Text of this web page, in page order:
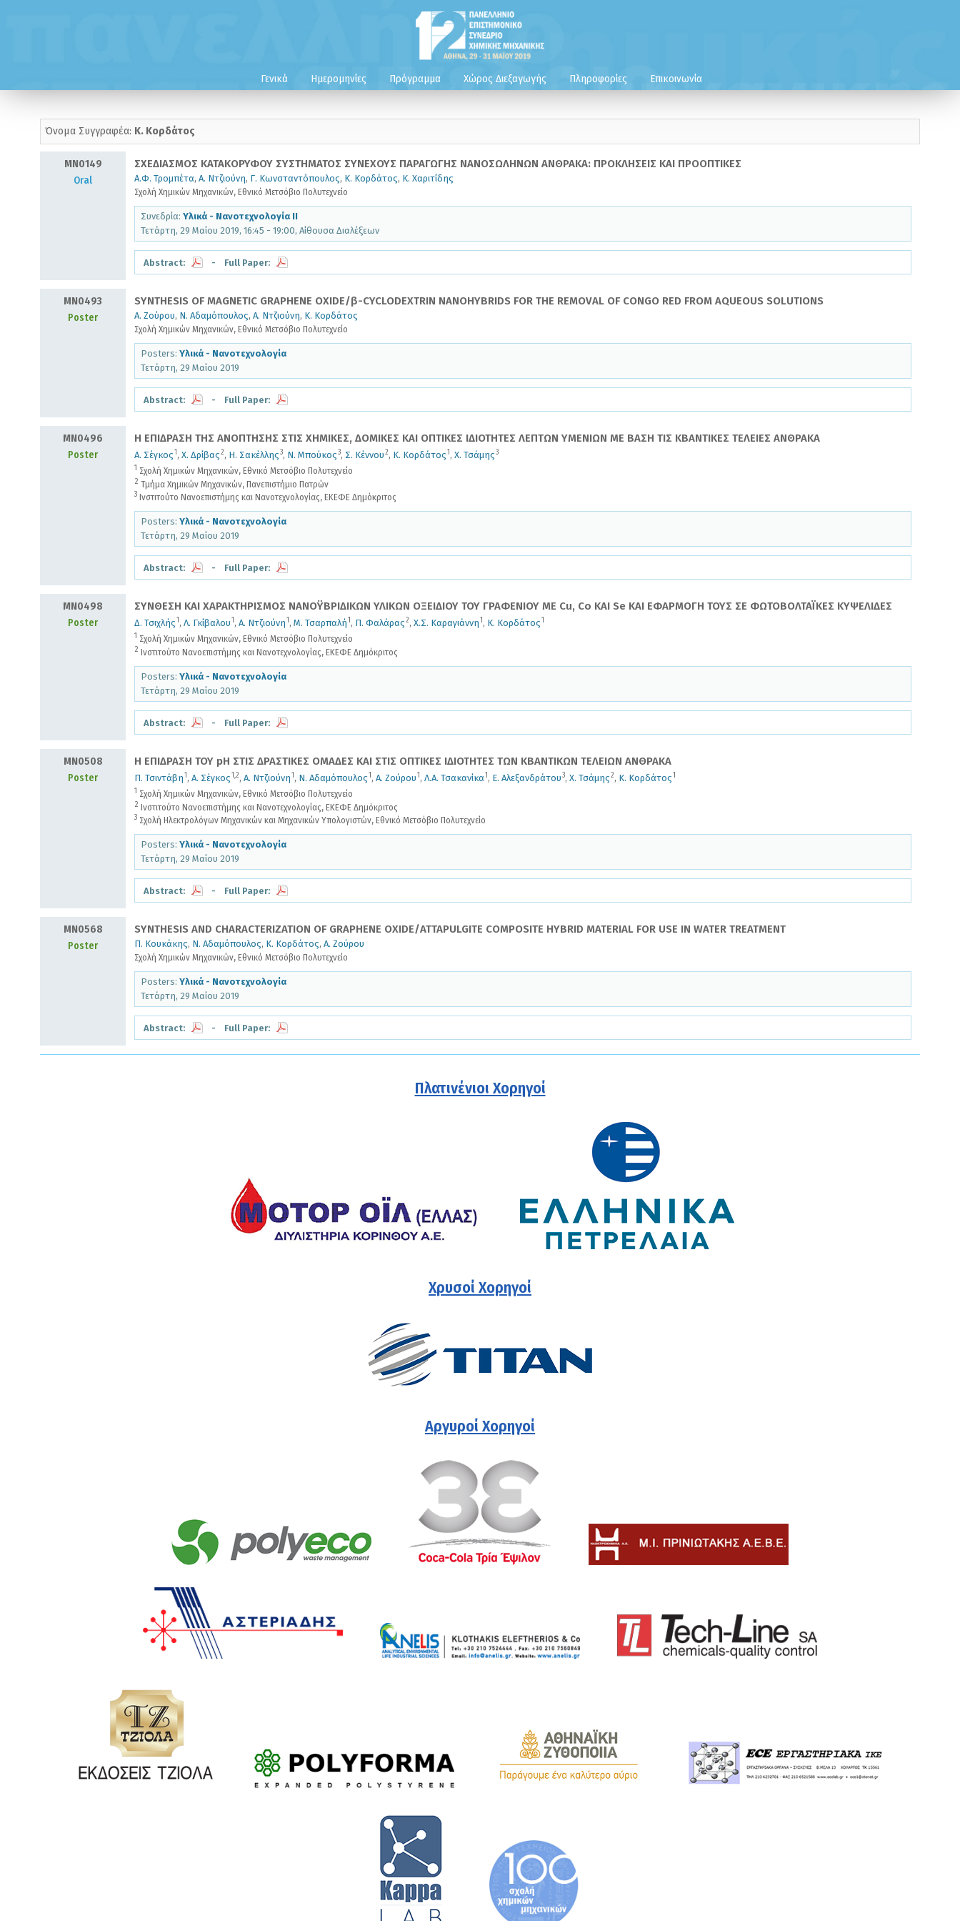
Γενικά Ημερομηνίες Πρόγραμμα Χώρος Διεξαγωγής Πληροφορίες Επικοινωνία
Όνομα Συγγραφέα: Κ. Κορδάτος
MN0149
Oral
ΣΧΕΔΙΑΣΜΟΣ ΚΑΤΑΚΟΡΥΦΟΥ ΣΥΣΤΗΜΑΤΟΣ ΣΥΝΕΧΟΥΣ ΠΑΡΑΓΩΓΗΣ ΝΑΝΟΣΩΛΗΝΩΝ ΑΝΘΡΑΚΑ: ΠΡΟΚΛΗΣΕΙΣ ΚΑΙ ΠΡΟΟΠΤΙΚΕΣ
Α.Φ. Τρομπέτα, Α. Ντζιούνη, Γ. Κωνσταντόπουλος, Κ. Κορδάτος, Κ. Χαριτίδης
Σχολή Χημικών Μηχανικών, Εθνικό Μετσόβιο Πολυτεχνείο
Συνεδρία: Υλικά - Νανοτεχνολογία II
Τετάρτη, 29 Μαίου 2019, 16:45 - 19:00, Αίθουσα Διαλέξεων
Abstract: - Full Paper:
MN0493
Poster
SYNTHESIS OF MAGNETIC GRAPHENE OXIDE/β-CYCLODEXTRIN NANOHYBRIDS FOR THE REMOVAL OF CONGO RED FROM AQUEOUS SOLUTIONS
Α. Ζούρου, Ν. Αδαμόπουλος, Α. Ντζιούνη, Κ. Κορδάτος
Σχολή Χημικών Μηχανικών, Εθνικό Μετσόβιο Πολυτεχνείο
Posters: Υλικά - Νανοτεχνολογία
Τετάρτη, 29 Μαίου 2019
Abstract: - Full Paper:
MN0496
Poster
Η ΕΠΙΔΡΑΣΗ ΤΗΣ ΑΝΟΠΤΗΣΗΣ ΣΤΙΣ ΧΗΜΙΚΕΣ, ΔΟΜΙΚΕΣ ΚΑΙ ΟΠΤΙΚΕΣ ΙΔΙΟΤΗΤΕΣ ΛΕΠΤΩΝ ΥΜΕΝΙΩΝ ΜΕ ΒΑΣΗ ΤΙΣ ΚΒΑΝΤΙΚΕΣ ΤΕΛΕΙΕΣ ΑΝΘΡΑΚΑ
Α. Σέγκος1 , Χ. Δρίβας2, Η. Σακέλλης3, Ν. Μπούκος3, Σ. Κέννου2, Κ. Κορδάτος1 , Χ. Τσάμης3
1 Σχολή Χημικών Μηχανικών, Εθνικό Μετσόβιο Πολυτεχνείο
2 Τμήμα Χημικών Μηχανικών, Πανεπιστήμιο Πατρών
3 Ινστιτούτο Νανοεπιστήμης και Νανοτεχνολογίας, ΕΚΕΦΕ Δημόκριτος
Posters: Υλικά - Νανοτεχνολογία
Τετάρτη, 29 Μαίου 2019
Abstract: - Full Paper:
MN0498
Poster
ΣΥΝΘΕΣΗ ΚΑΙ ΧΑΡΑΚΤΗΡΙΣΜΟΣ ΝΑΝΟΫΒΡΙΔΙΚΩΝ ΥΛΙΚΩΝ ΟΞΕΙΔΙΟΥ ΤΟΥ ΓΡΑΦΕΝΙΟΥ ΜΕ Cu, Co ΚΑΙ Se ΚΑΙ ΕΦΑΡΜΟΓΗ ΤΟΥΣ ΣΕ ΦΩΤΟΒΟΛΤΑΪΚΕΣ ΚΥΨΕΛΙΔΕΣ
Δ. Τσιχλής1 , Λ. Γκίβαλου1 , Α. Ντζιούνη1 , Μ. Τσαρπαλή1 , Π. Φαλάρας2, Χ.Σ. Καραγιάννη1 , Κ. Κορδάτος1
1 Σχολή Χημικών Μηχανικών, Εθνικό Μετσόβιο Πολυτεχνείο
2 Ινστιτούτο Νανοεπιστήμης και Νανοτεχνολογίας, ΕΚΕΦΕ Δημόκριτος
Posters: Υλικά - Νανοτεχνολογία
Τετάρτη, 29 Μαίου 2019
Abstract: - Full Paper:
MN0508
Poster
Η ΕΠΙΔΡΑΣΗ ΤΟΥ pH ΣΤΙΣ ΔΡΑΣΤΙΚΕΣ ΟΜΑΔΕΣ ΚΑΙ ΣΤΙΣ ΟΠΤΙΚΕΣ ΙΔΙΟΤΗΤΕΣ ΤΩΝ ΚΒΑΝΤΙΚΩΝ ΤΕΛΕΙΩΝ ΑΝΘΡΑΚΑ
Π. Τσιντάβη1 , Α. Σέγκος1,2, Α. Ντζιούνη1 , Ν. Αδαμόπουλος1 , Α. Ζούρου1 , Λ.Α. Τσακανίκα1 , Ε. Αλεξανδράτου3, Χ. Τσάμης2, Κ. Κορδάτος1
1 Σχολή Χημικών Μηχανικών, Εθνικό Μετσόβιο Πολυτεχνείο
2 Ινστιτούτο Νανοεπιστήμης και Νανοτεχνολογίας, ΕΚΕΦΕ Δημόκριτος
3 Σχολή Ηλεκτρολόγων Μηχανικών και Μηχανικών Υπολογιστών, Εθνικό Μετσόβιο Πολυτεχνείο
Posters: Υλικά - Νανοτεχνολογία
Τετάρτη, 29 Μαίου 2019
Abstract: - Full Paper:
MN0568
Poster
SYNTHESIS AND CHARACTERIZATION OF GRAPHENE OXIDE/ATTAPULGITE COMPOSITE HYBRID MATERIAL FOR USE IN WATER TREATMENT
Π. Κουκάκης, Ν. Αδαμόπουλος, Κ. Κορδάτος, Α. Ζούρου
Σχολή Χημικών Μηχανικών, Εθνικό Μετσόβιο Πολυτεχνείο
Posters: Υλικά - Νανοτεχνολογία
Τετάρτη, 29 Μαίου 2019
Abstract: - Full Paper:
Πλατινένιοι Χορηγοί
Χρυσοί Χορηγοί
Αργυροί Χορηγοί